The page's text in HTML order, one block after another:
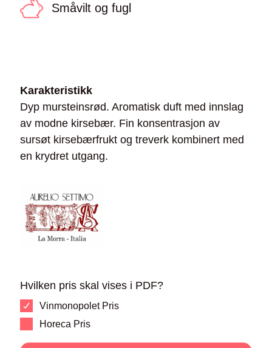
Småvilt og fugl
Karakteristikk
Dyp mursteinsrød. Aromatisk duft med innslag
av modne kirsebær. Fin konsentrasjon av
sursøt kirsebærfrukt og treverk kombinert med
en krydret utgang.
Hvilken pris skal vises i PDF?
Vinmonopolet Pris
Horeca Pris